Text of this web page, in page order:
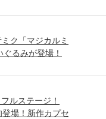
ク「マジカルミ
るみが登場！
ルステージ！
場！新作カプセ